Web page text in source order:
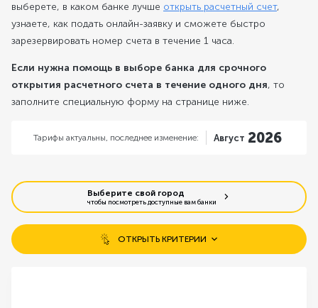
выберете, в каком банке лучше открыть расчетный счет,
узнаете, как подать онлайн-заявку и сможете быстро
зарезервировать номер счета в течение 1 часа.
Если нужна помощь в выборе банка для срочного
открытия расчетного счета в течение одного дня, то
заполните специальную форму на странице ниже.
Тарифы актуальны, последнее изменение: Август 2026
Выберите свой город
чтобы посмотреть доступные вам банки
ОТКРЫТЬ КРИТЕРИИ